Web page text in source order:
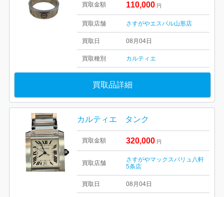
買取金額 110,000 円
買取店舗 さすがやエスパル山形店
買取日 08月04日
買取種別 カルティエ
買取品詳細
カルティエ タンク
買取金額 320,000 円
買取店舗
さすがやマックスバリュ八軒
5条店
買取日 08月04日